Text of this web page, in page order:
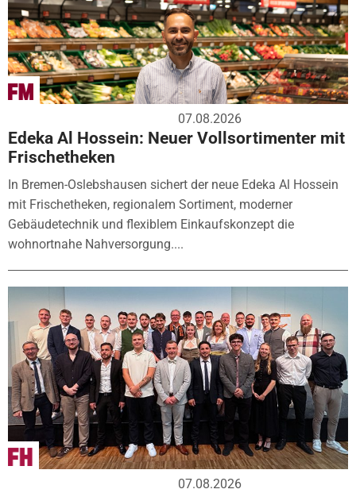
07.08.2026
Edeka Al Hossein: Neuer Vollsortimenter mit
Frischetheken
In Bremen-Oslebshausen sichert der neue Edeka Al Hossein
mit Frischetheken, regionalem Sortiment, moderner
Gebäudetechnik und flexiblem Einkaufskonzept die
wohnortnahe Nahversorgung....
07.08.2026